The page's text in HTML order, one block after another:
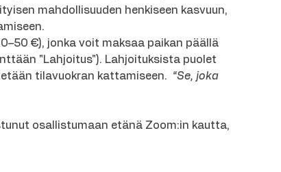
mahdollisuuden henkiseen kasvuun,
€), jonka voit maksaa paikan päällä
"Lahjoitus"). Lahjoituksista puolet
tilavuokran kattamiseen. “Se, joka
osallistumaan etänä Zoom:in kautta,